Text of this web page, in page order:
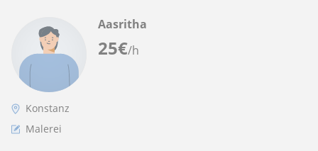
25€/h
Aasritha
Konstanz
Malerei